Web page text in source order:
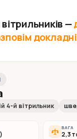
—
4-й вітрильник
ВАГА
2,3